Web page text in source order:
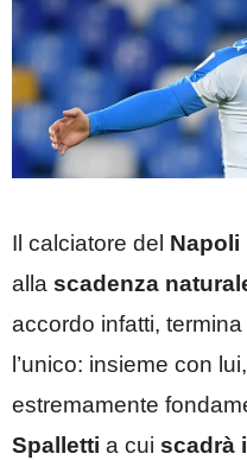
Il calciatore del Napoli
alla scadenza
accordo infatti,
l’unico: insieme con
estremamente
Spalletti a cui scadrà